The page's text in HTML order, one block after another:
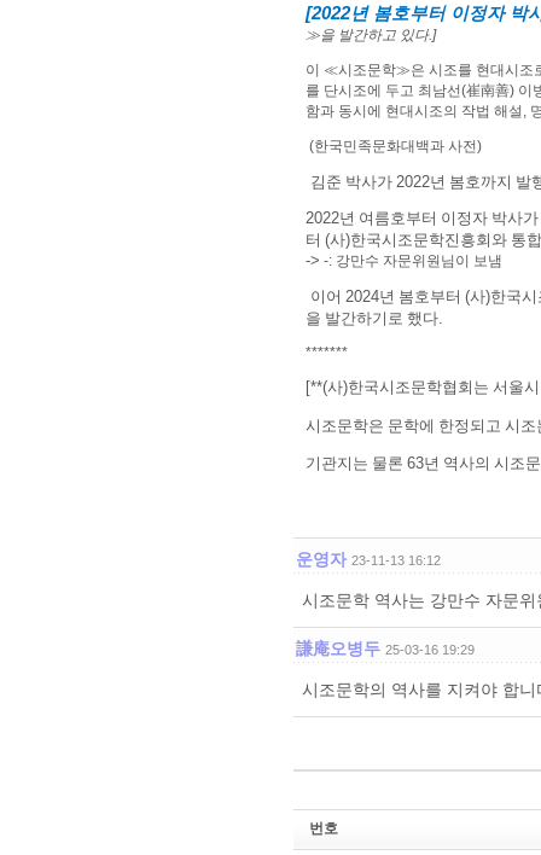
[2022년 봄호부터 이정자 박
≫을 발간하고 있다.]
이 ≪시조문학≫은 시조를 현대시조
를 단시조에 두고 최남선(崔南善) 이
함과 동시에 현대시조의 작법 해설 ,
(한국민족문화대백과 사전)
김준 박사가 2022년 봄호까지 발
2022년 여름호부터 이정자 박사
터 (사)한국시조문학진흥회와 통
-> -: 강만수 자문위원님이 보냄
이어 2024년 봄호부터 (사)한국
을 발간하기로 했다
*******
[**(사)한국시조문학협회는 서울
시조문학은 문학에 한정되고 시
기관지는 물론 63년 역사의 시조
운영자 23-11-13 16:12
시조문학 역사는 강만수 자문
謙庵오병두 25-03-16 19:29
시조문학의 역사를 지켜야 합니
번호